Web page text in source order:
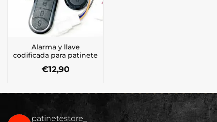
Alarma y llave
codificada para patinete
€12,90
patinetestore_